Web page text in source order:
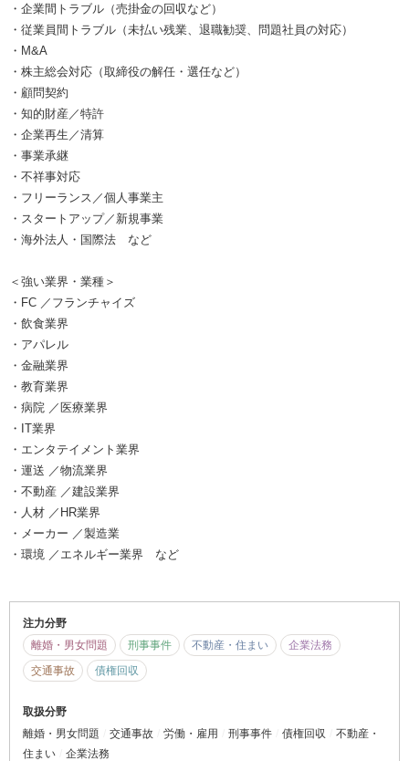
・企業間トラブル（売掛金の回収など）
・従業員間トラブル（未払い残業、退職勧奨、問題社員の対応）
・M&A
・株主総会対応（取締役の解任・選任など）
・顧問契約
・知的財産／特許
・企業再生／清算
・事業承継
・不祥事対応
・フリーランス／個人事業主
・スタートアップ／新規事業
・海外法人・国際法 など
＜強い業界・業種＞
・FC ／フランチャイズ
・飲食業界
・アパレル
・金融業界
・教育業界
・病院 ／医療業界
・IT業界
・エンタテイメント業界
・運送 ／物流業界
・不動産 ／建設業界
・人材 ／HR業界
・メーカー ／製造業
・環境 ／エネルギー業界 など
注力分野
離婚・男女問題
刑事事件 不動産・住まい
企業法務
交通事故
債権回収
取扱分野
離婚・男女問題
交通事故 労働・雇用 刑事事件 債権回収
不動産・
住まい
企業法務